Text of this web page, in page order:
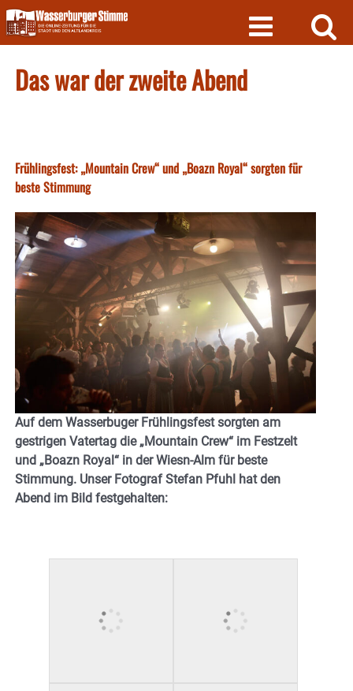
Skip
to
content
Das war der zweite Abend
Frühlingsfest: „Mountain Crew“ und „Boazn Royal“ sorgten für
beste Stimmung
Auf dem Wasserbuger Frühlingsfest sorgten am
gestrigen Vatertag die „Mountain Crew“ im Festzelt
und „Boazn Royal“ in der Wiesn-Alm für beste
Stimmung. Unser Fotograf Stefan Pfuhl hat den
Abend im Bild festgehalten: